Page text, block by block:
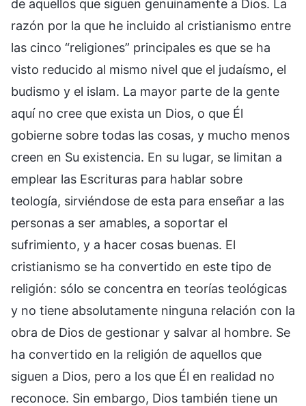
de aquellos que siguen genuinamente a Dios. La
razón por la que he incluido al cristianismo entre
las cinco “religiones” principales es que se ha
visto reducido al mismo nivel que el judaísmo, el
budismo y el islam. La mayor parte de la gente
aquí no cree que exista un Dios, o que Él
gobierne sobre todas las cosas, y mucho menos
creen en Su existencia. En su lugar, se limitan a
emplear las Escrituras para hablar sobre
teología, sirviéndose de esta para enseñar a las
personas a ser amables, a soportar el
sufrimiento, y a hacer cosas buenas. El
cristianismo se ha convertido en este tipo de
religión: sólo se concentra en teorías teológicas
y no tiene absolutamente ninguna relación con la
obra de Dios de gestionar y salvar al hombre. Se
ha convertido en la religión de aquellos que
siguen a Dios, pero a los que Él en realidad no
reconoce. Sin embargo, Dios también tiene un